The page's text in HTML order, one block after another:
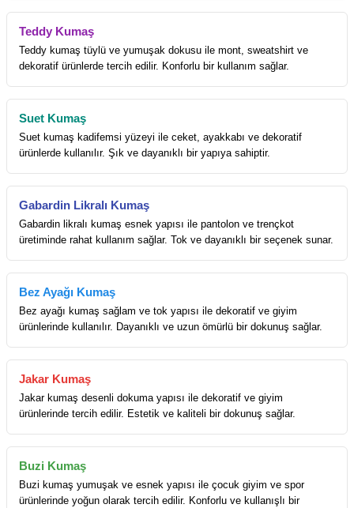
Teddy Kumaş
Teddy kumaş tüylü ve yumuşak dokusu ile mont, sweatshirt ve
dekoratif ürünlerde tercih edilir. Konforlu bir kullanım sağlar.
Suet Kumaş
Suet kumaş kadifemsi yüzeyi ile ceket, ayakkabı ve dekoratif
ürünlerde kullanılır. Şık ve dayanıklı bir yapıya sahiptir.
Gabardin Likralı Kumaş
Gabardin likralı kumaş esnek yapısı ile pantolon ve trençkot
üretiminde rahat kullanım sağlar. Tok ve dayanıklı bir seçenek sunar.
Bez Ayağı Kumaş
Bez ayağı kumaş sağlam ve tok yapısı ile dekoratif ve giyim
ürünlerinde kullanılır. Dayanıklı ve uzun ömürlü bir dokunuş sağlar.
Jakar Kumaş
Jakar kumaş desenli dokuma yapısı ile dekoratif ve giyim
ürünlerinde tercih edilir. Estetik ve kaliteli bir dokunuş sağlar.
Buzi Kumaş
Buzi kumaş yumuşak ve esnek yapısı ile çocuk giyim ve spor
ürünlerinde yoğun olarak tercih edilir. Konforlu ve kullanışlı bir